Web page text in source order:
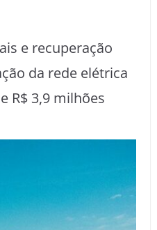
e recuperação
da rede elétrica
R$ 3,9 milhões